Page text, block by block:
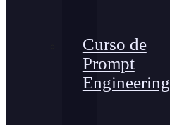
Curso de
Prompt
Engineering